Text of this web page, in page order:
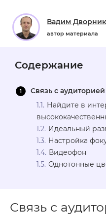
Вадим
автор материала
Содержание
Связь с аудиторией
Найдите в
Идеальный
Настройка
Видеофон
Однотонные
Связь с